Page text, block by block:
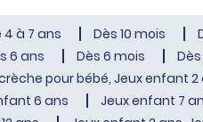
4 à 7 ans Dès 10 mois
6 ans
Dès 6 mois
pour bébé, Jeux enfant 2
6 ans
Jeux enfant 7